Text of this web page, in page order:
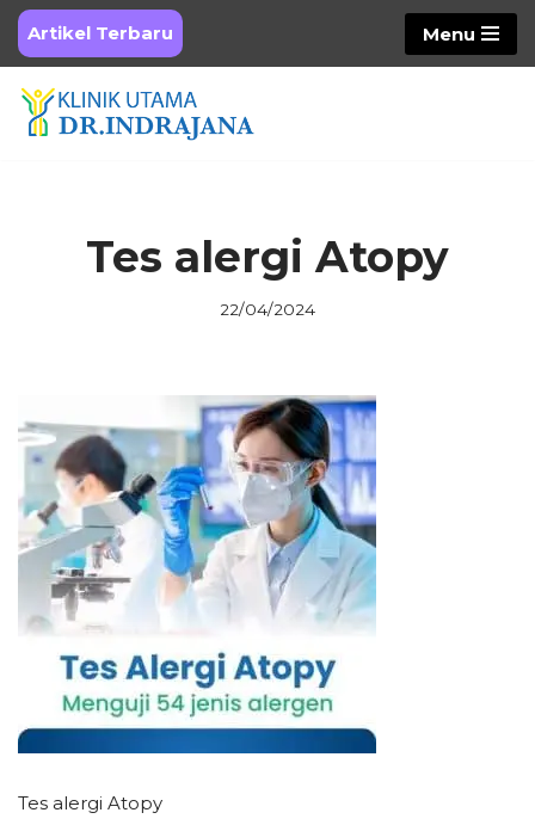
Skip
to
content
Artikel Terbaru Menu
Tes alergi Atopy
22/04/2024
Tes alergi Atopy